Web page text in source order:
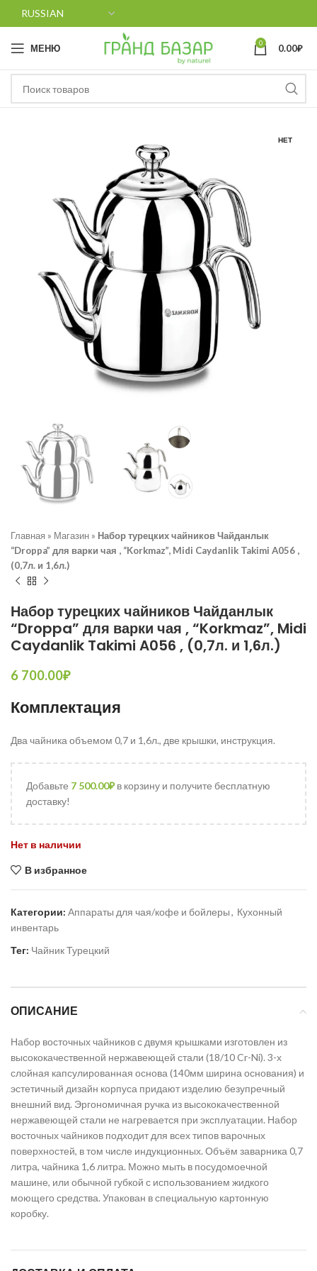
МЕНЮ 0 0.00₽
НЕТ
Главная » Магазин » Набор турецких чайников Чайданлык
“Droppa” для варки чая , “Korkmaz”, Midi Caydanlik Takimi A056 ,
(0,7л. и 1,6л.)
Набор турецких чайников Чайданлык
“Droppa” для варки чая , “Korkmaz”, Midi
Caydanlik Takimi A056 , (0,7л. и 1,6л.)
6 700.00₽
Комплектация
Два чайника объемом 0,7 и 1,6л., две крышки, инструкция.
Добавьте 7 500.00₽в корзину и получите бесплатную
доставку!
Нет в наличии
В избранное
Категории: Аппараты для чая/кофе и бойлеры, Кухонный
инвентарь
Тег: Чайник Турецкий
ОПИСАНИЕ
Набор восточных чайников с двумя крышками изготовлен из
высококачественной нержавеющей стали (18/10 Cr-Ni). 3-х
слойная капсулированная основа (140мм ширина основания) и
эстетичный дизайн корпуса придают изделию безупречный
внешний вид. Эргономичная ручка из высококачественной
нержавеющей стали не нагревается при эксплуатации. Набор
восточных чайников подходит для всех типов варочных
поверхностей, в том числе индукционных. Объём заварника 0,7
литра, чайника 1,6 литра. Можно мыть в посудомоечной
машине, или обычной губкой с использованием жидкого
моющего средства. Упакован в специальную картонную
коробку.